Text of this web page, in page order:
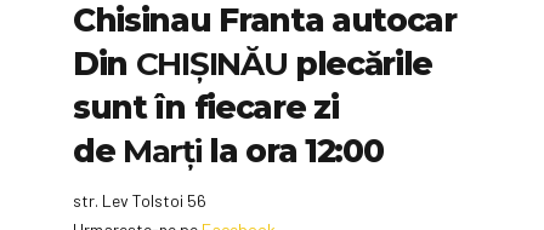
Chisinau Franta autocar
Din CHIȘINĂU plecările
sunt în fiecare zi
de Marțila ora 12:00
str. Lev Tolstoi 56